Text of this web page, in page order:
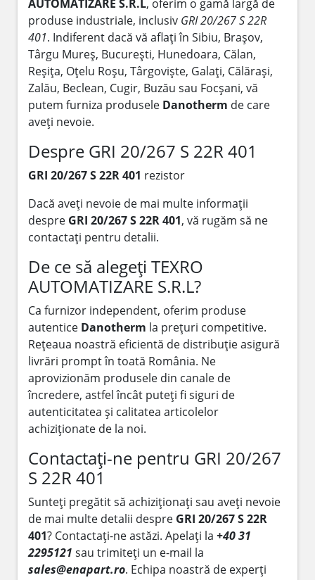
AUTOMATIZARE S.R.L, oferim o gamă largă de
produse industriale, inclusiv GRI 20/267 S 22R
401. Indiferent dacă vă aflați în Sibiu, Brașov,
Târgu Mureș, București, Hunedoara, Călan,
Reșița, Oțelu Roșu, Târgoviște, Galați, Călărași,
Zalău, Beclean, Cugir, Buzău sau Focșani, vă
putem furniza produsele Danotherm de care
aveți nevoie.
Despre GRI 20/267 S 22R 401
GRI 20/267 S 22R 401 rezistor
Dacă aveți nevoie de mai multe informații
despre GRI 20/267 S 22R 401, vă rugăm să ne
contactați pentru detalii.
De ce să alegeți TEXRO
AUTOMATIZARE S.R.L?
Ca furnizor independent, oferim produse
autentice Danotherm la prețuri competitive.
Rețeaua noastră eficientă de distribuție asigură
livrări prompt în toată România. Ne
aprovizionăm produsele din canale de
încredere, astfel încât puteți fi siguri de
autenticitatea și calitatea articolelor
achiziționate de la noi.
Contactați-ne pentru GRI 20/267
S 22R 401
Sunteți pregătit să achiziționați sau aveți nevoie
de mai multe detalii despre GRI 20/267 S 22R
401? Contactați-ne astăzi. Apelați la +40 31
2295121 sau trimiteți un e-mail la
sales@enapart.ro. Echipa noastră de experți